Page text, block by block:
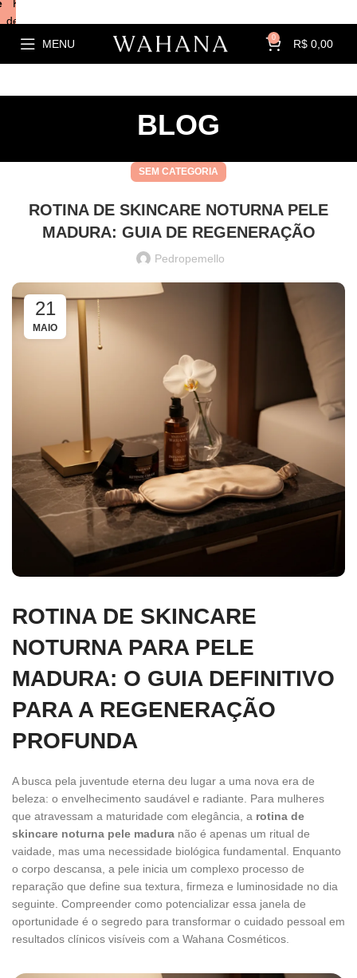
MENU 0 R$ 0,00
BLOG
SEM CATEGORIA
ROTINA DE SKINCARE NOTURNA PELE
MADURA: GUIA DE REGENERAÇÃO
Pedropemello
21
MAIO
ROTINA DE SKINCARE
NOTURNA PARA PELE
MADURA: O GUIA DEFINITIVO
PARA A REGENERAÇÃO
PROFUNDA
A busca pela juventude eterna deu lugar a uma nova era de
beleza: o envelhecimento saudável e radiante. Para mulheres
que atravessam a maturidade com elegância, a rotina de
skincare noturna pele madura não é apenas um ritual de
vaidade, mas uma necessidade biológica fundamental. Enquanto
o corpo descansa, a pele inicia um complexo processo de
reparação que define sua textura, firmeza e luminosidade no dia
seguinte. Compreender como potencializar essa janela de
oportunidade é o segredo para transformar o cuidado pessoal em
resultados clínicos visíveis com a Wahana Cosméticos.
Kits com
descontos!